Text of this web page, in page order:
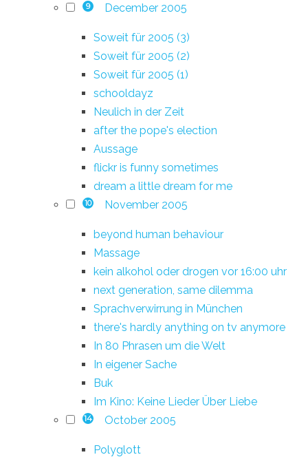
9 December 2005
Soweit für 2005 (3)
Soweit für 2005 (2)
Soweit für 2005 (1)
schooldayz
Neulich in der Zeit
after the pope's election
Aussage
flickr is funny sometimes
dream a little dream for me
10 November 2005
beyond human behaviour
Massage
kein alkohol oder drogen vor 16:00 uhr
next generation, same dilemma
Sprachverwirrung in München
there's hardly anything on tv anymore
In 80 Phrasen um die Welt
In eigener Sache
Buk
Im Kino: Keine Lieder Über Liebe
14 October 2005
Polyglott